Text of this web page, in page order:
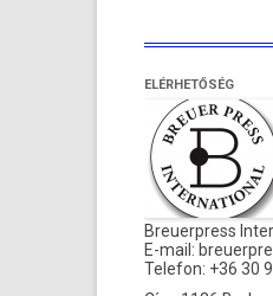
ELÉRHETŐSÉG
Breuerpress
E-mail:
Telefon: +36 30